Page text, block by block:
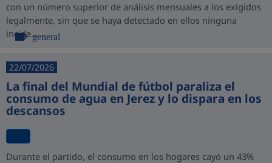
con un número superior de análisis mensuales a los exigidos
legalmente, sin que se haya detectado en ellos ninguna
incide...general
22/07/2026
La final del Mundial de fútbol paraliza el
consumo de agua en Jerez y lo dispara en los
descansos
Durante el partido, el consumo en los hogares cayó un 43%